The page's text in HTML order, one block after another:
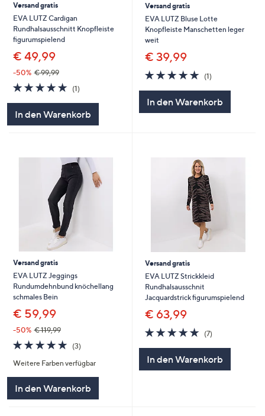
Versand gratis
EVA LUTZ Cardigan
Rundhalsausschnitt Knopfleiste
figurumspielend
€ 49,99
-50% € 99,99
5.0
von
(1)1
In den Warenkorb
Versand gratis
EVA LUTZ Bluse Lotte
Knopfleiste Manschetten leger
weit
€ 39,99
5.0
von
(1)1
In den Warenkorb
Versand gratis
EVA LUTZ Jeggings
Rundumdehnbund knöchellang
schmales Bein
€ 59,99
-50% € 119,99
5.0
von
5
(3)3
Weitere Farben verfügbar
In den Warenkorb
Versand gratis
EVA LUTZ Strickkleid
Rundhalsausschnit
Jacquardstrick figurumspielend
€ 63,99
5.0
von
(7)7
In den Warenkorb